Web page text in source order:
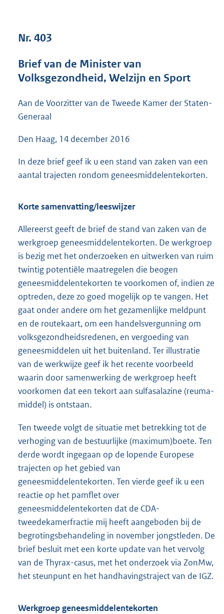
e
:
5
Nr. 403
Brief van de Minister van
Volksgezondheid, Welzijn en Sport
Aan de Voorzitter van de Tweede Kamer der Staten-
Generaal
Den Haag, 14 december 2016
In deze brief geef ik u een stand van zaken van een
aantal trajecten rondom geneesmiddelentekorten.
Korte samenvatting/leeswijzer
Allereerst geeft de brief de stand van zaken van de
werkgroep geneesmiddelentekorten. De werkgroep
is bezig met het onderzoeken en uitwerken van ruim
twintig potentiële maatregelen die beogen
geneesmiddelentekorten te voorkomen of, indien ze
optreden, deze zo goed mogelijk op te vangen. Het
gaat onder andere om het gezamenlijke meldpunt
en de routekaart, om een handelsvergunning om
volksgezondheidsredenen, en vergoeding van
geneesmiddelen uit het buitenland. Ter illustratie
van de werkwijze geef ik het recente voorbeeld
waarin door samenwerking de werkgroep heeft
voorkomen dat een tekort aan sulfasalazine (reuma-
middel) is ontstaan.
Ten tweede volgt de situatie met betrekking tot de
verhoging van de bestuurlijke (maximum)boete. Ten
derde wordt ingegaan op de lopende Europese
trajecten op het gebied van
geneesmiddelentekorten. Ten vierde geef ik u een
reactie op het pamflet over
geneesmiddelentekorten dat de CDA-
tweedekamerfractie mij heeft aangeboden bij de
begrotingsbehandeling in november jongstleden. De
brief besluit met een korte update van het vervolg
van de Thyrax-casus, met het onderzoek via ZonMw,
het steunpunt en het handhavingstraject van de IGZ.
Werkgroep geneesmiddelentekorten